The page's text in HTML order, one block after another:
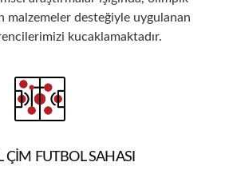
malzemeler desteğiyle uygulanan
kucaklamaktadır.
ÇİM FUTBOL SAHASI